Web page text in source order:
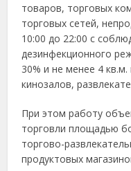
товаров, торговых
торговых сетей,
10:00 до 22:00 с
дезинфекционного
30% и не менее 4
кинозалов,
При этом работу
торговли площадью
торгово-
продуктовых